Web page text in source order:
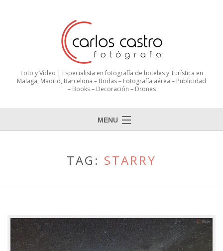
Foto y Vídeo | Especialista en fotografía de hoteles y Turística en
Malaga, Madrid, Barcelona – Bodas – Fotografía aérea – Publicidad
– Books – Decoración – Drones
MENU
TAG: STARRY